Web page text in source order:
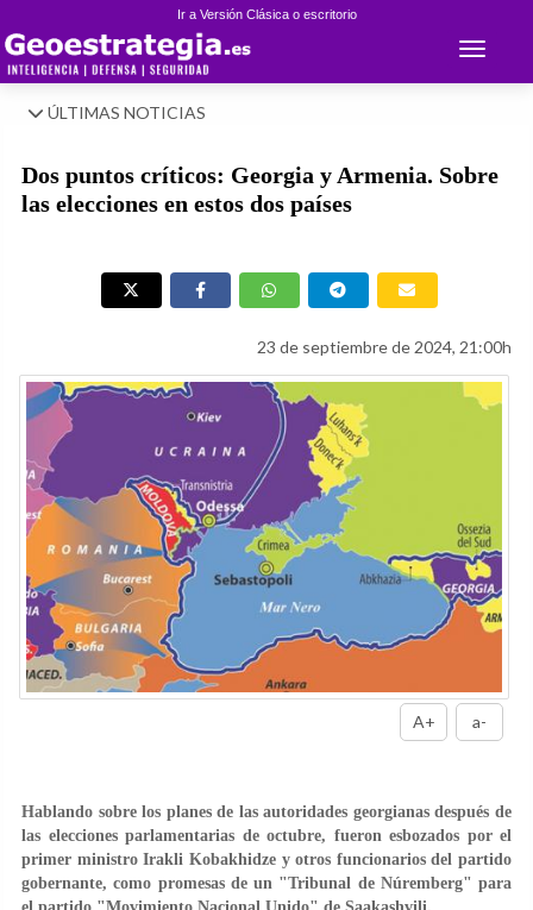
Ir a Versión Clásica o escritorio
Toggle
ÚLTIMAS NOTICIAS
Dos puntos críticos: Georgia y Armenia. Sobre
las elecciones en estos dos países
23 de septiembre de 2024, 21:00h
A+ a-
Hablando sobre los planes de las autoridades georgianas después de
las elecciones parlamentarias de octubre, fueron esbozados por el
primer ministro Irakli Kobakhidze y otros funcionarios del partido
gobernante, como promesas de un "Tribunal de Núremberg" para